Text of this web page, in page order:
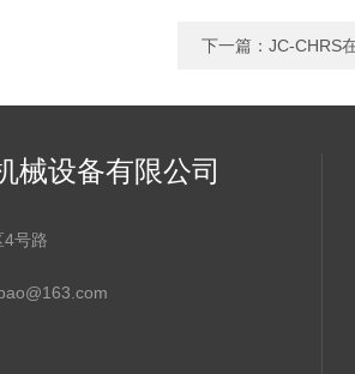
下一篇： JC-CHRS
械设备有限公司
4号路